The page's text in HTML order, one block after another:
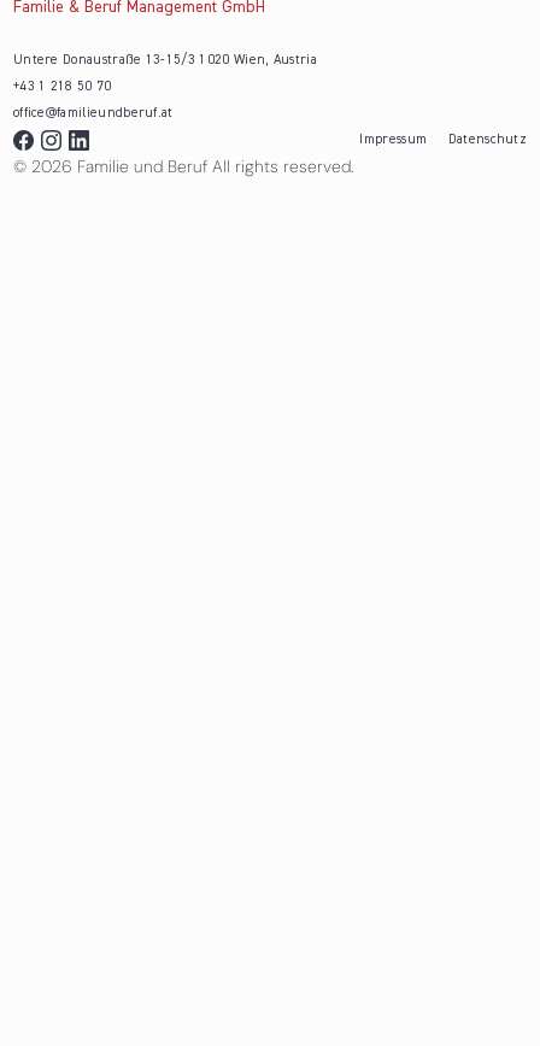
Familie & Beruf Management GmbH
Untere Donaustraße 13-15/3 1020 Wien, Austria
+43 1 218 50 70
office@familieundberuf.at
Impressum
Datenschutz
© 2026 Familie und Beruf All rights reserved.